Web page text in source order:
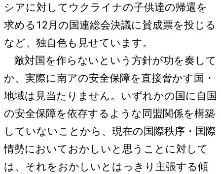
シアに対してウクライナの子供達の帰還を
求める12月の国連総会決議に賛成票を投じる
など、独自色も見せています。
敵対国を作らないという方針が功を奏して
か、実際に南アの安全保障を直接脅かす国・
地域は見当たりません。いずれかの国に自国
の安全保障を依存するような同盟関係を構築
していないことから、現在の国際秩序・国際
情勢においておかしいと思うことに対して
は、それをおかしいとはっきり主張する傾